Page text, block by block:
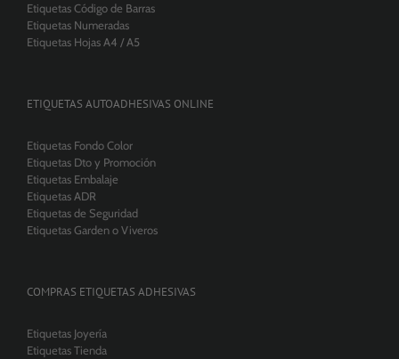
Etiquetas Código de Barras
Etiquetas Numeradas
Etiquetas Hojas A4 / A5
ETIQUETAS AUTOADHESIVAS ONLINE
Etiquetas Fondo Color
Etiquetas Dto y Promoción
Etiquetas Embalaje
Etiquetas ADR
Etiquetas de Seguridad
Etiquetas Garden o Viveros
COMPRAS ETIQUETAS ADHESIVAS
Etiquetas Joyería
Etiquetas Tienda